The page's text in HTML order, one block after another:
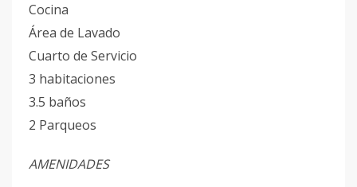
Cocina
Área de Lavado
Cuarto de Servicio
3 habitaciones
3.5 baños
2 Parqueos
AMENIDADES